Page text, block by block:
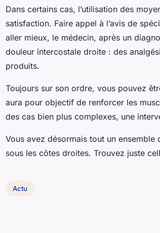
Dans certains cas, l’utilisation des
satisfaction. Faire appel à l’avis de
aller mieux, le médecin, après un
douleur intercostale droite : des
produits.
Toujours sur son ordre, vous pouvez
aura pour objectif de renforcer les
des cas bien plus complexes, une
Vous avez désormais tout un
sous les côtes droites. Trouvez juste
Actu